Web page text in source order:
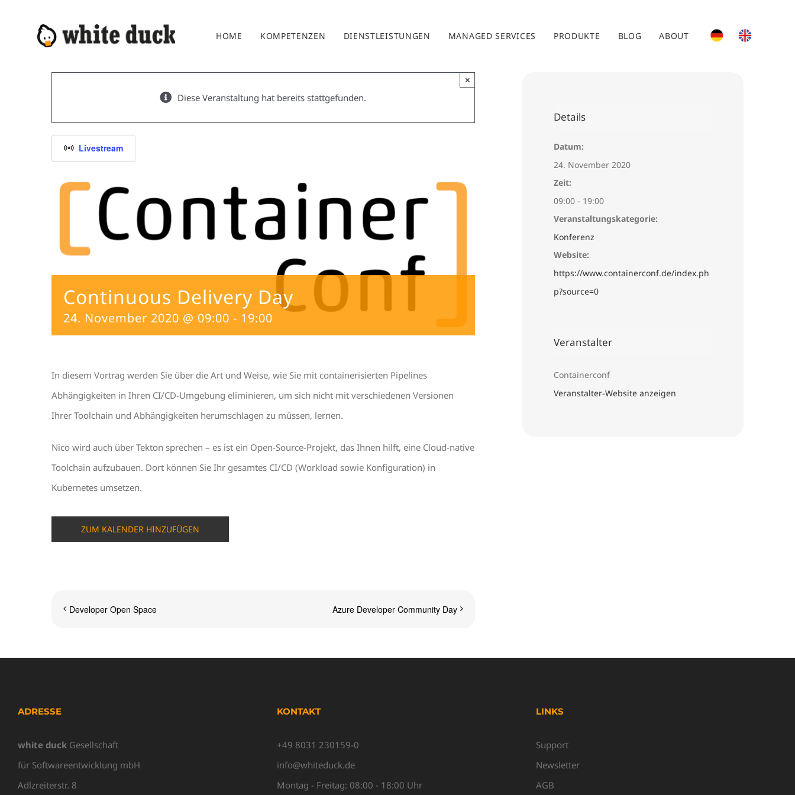
HOME KOMPETENZEN DIENSTLEISTUNGEN MANAGED SERVICES PRODUKTE BLOG ABOUT
Diese Veranstaltung hat bereits stattgefunden.
×
Livestream
Continuous Delivery Day
24. November 2020 @ 09:00 - 19:00
In diesem Vortrag werden Sie über die Art und Weise, wie Sie mit containerisierten Pipelines
Abhängigkeiten in Ihren CI/CD-Umgebung eliminieren, um sich nicht mit verschiedenen Versionen
Ihrer Toolchain und Abhängigkeiten herumschlagen zu müssen, lernen.
Nico wird auch über Tekton sprechen – es ist ein Open-Source-Projekt, das Ihnen hilft, eine Cloud-native
Toolchain aufzubauen. Dort können Sie Ihr gesamtes CI/CD (Workload sowie Konfiguration) in
Kubernetes umsetzen.
ZUM KALENDER HINZUFÜGEN
Developer Open Space Azure Developer Community Day
Details
Datum:
24. November 2020
Zeit:
09:00 - 19:00
Veranstaltungskategorie:
Konferenz
Website:
https://www.containerconf.de/index.ph
p?source=0
Veranstalter
Containerconf
Veranstalter-Website anzeigen
ADRESSE
white duck Gesellschaft
für Softwareentwicklung mbH
Adlzreiterstr. 8
KONTAKT
+49 8031 230159-0
info@whiteduck.de
Montag - Freitag: 08:00 - 18:00 Uhr
LINKS
Support
Newsletter
AGB